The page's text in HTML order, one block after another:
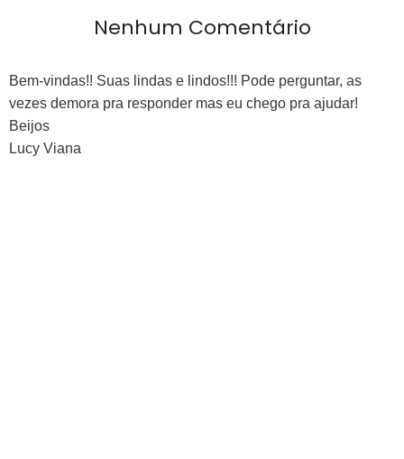
Nenhum Comentário
Bem-vindas!! Suas lindas e lindos!!! Pode perguntar, as
vezes demora pra responder mas eu chego pra ajudar!
Beijos
Lucy Viana